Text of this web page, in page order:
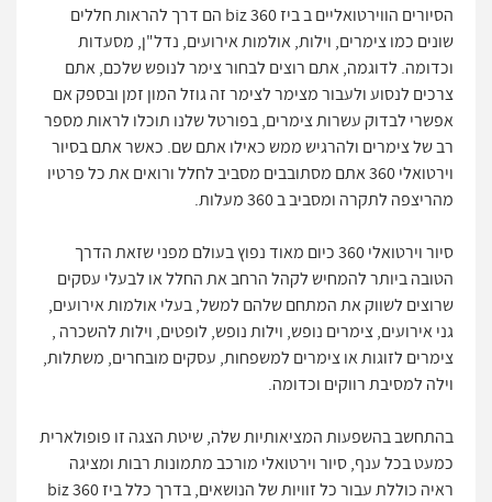
הסיורים הווירטואליים ב ביז 360 biz הם דרך להראות חללים
שונים כמו צימרים, וילות, אולמות אירועים, נדל"ן, מסעדות
וכדומה. לדוגמה, אתם רוצים לבחור צימר לנופש שלכם, אתם
צרכים לנסוע ולעבור מצימר לצימר זה גוזל המון זמן ובספק אם
אפשרי לבדוק עשרות צימרים, בפורטל שלנו תוכלו לראות מספר
רב של צימרים ולהרגיש ממש כאילו אתם שם. כאשר אתם בסיור
וירטואלי 360 אתם מסתובבים מסביב לחלל ורואים את כל פרטיו
מהריצפה לתקרה ומסביב ב 360 מעלות.
סיור וירטואלי 360 כיום מאוד נפוץ בעולם מפני שזאת הדרך
הטובה ביותר להמחיש לקהל הרחב את החלל או לבעלי עסקים
שרוצים לשווק את המתחם שלהם למשל, בעלי אולמות אירועים,
גני אירועים, צימרים נופש, וילות נופש, לופטים, וילות להשכרה ,
צימרים לזוגות או צימרים למשפחות, עסקים מובחרים, משתלות,
וילה למסיבת רווקים וכדומה.
בהתחשב בהשפעות המציאותיות שלה, שיטת הצגה זו פופולארית
כמעט בכל ענף, סיור וירטואלי מורכב מתמונות רבות ומציגה
ראיה כוללת עבור כל זוויות של הנושאים, בדרך כלל ביז 360 biz